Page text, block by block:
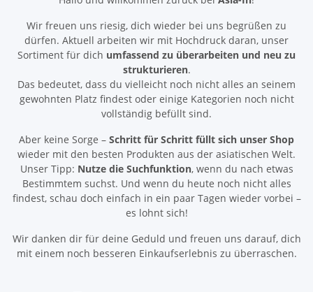
Wir freuen uns riesig, dich wieder bei uns begrüßen zu
dürfen. Aktuell arbeiten wir mit Hochdruck daran, unser
Sortiment für dich umfassend zu überarbeiten und neu zu
strukturieren.
Das bedeutet, dass du vielleicht noch nicht alles an seinem
gewohnten Platz findest oder einige Kategorien noch nicht
vollständig befüllt sind.
Aber keine Sorge – Schritt für Schritt füllt sich unser Shop
wieder mit den besten Produkten aus der asiatischen Welt.
Unser Tipp: Nutze die Suchfunktion, wenn du nach etwas
Bestimmtem suchst. Und wenn du heute noch nicht alles
findest, schau doch einfach in ein paar Tagen wieder vorbei –
es lohnt sich!
Wir danken dir für deine Geduld und freuen uns darauf, dich
mit einem noch besseren Einkaufserlebnis zu überraschen.